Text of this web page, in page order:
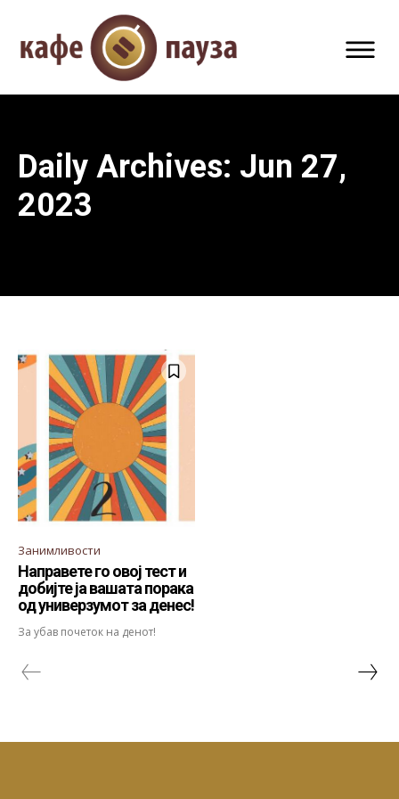
Daily Archives: Jun 27,
2023
Занимливости
Направете го овој тест и
добијте ја вашата порака
од универзумот за денес!
За убав почеток на денот!